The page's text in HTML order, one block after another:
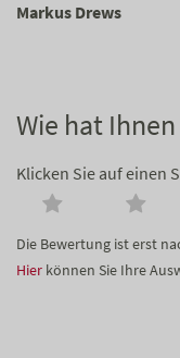
Markus Drews
Wie hat
Klicken Sie auf einen
Die Bewertung ist erst
Hier können Sie Ihre